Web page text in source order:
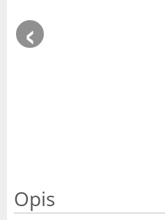
‹
Opis